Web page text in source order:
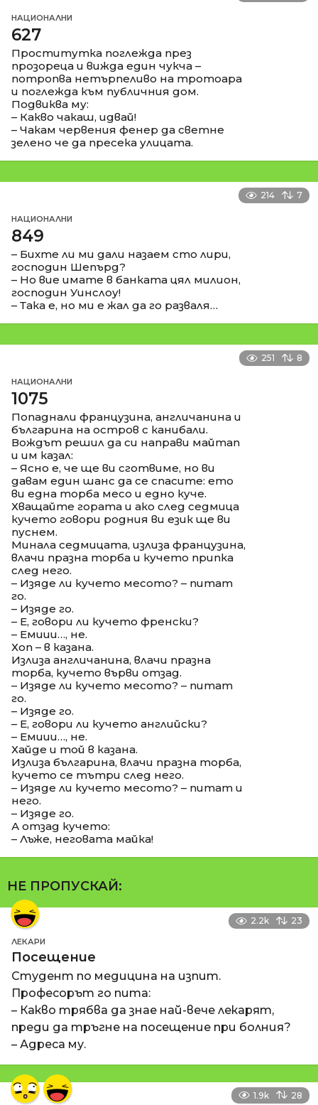
НАЦИОНАЛНИ
627
Проститутка поглежда през
прозореца и вижда един чукча –
потропва нетърпеливо на тротоара
и поглежда към публичния дом.
Подвиква му:
– Какво чакаш, идвай!
– Чакам червения фенер да светне
зелено че да пресека улицата.
214 7
НАЦИОНАЛНИ
849
– Бихте ли ми дали назаем сто лири,
господин Шепърд?
– Но вие имате в банката цял милион,
господин Уинслоу!
– Така е, но ми е жал да го разваля…
251 8
НАЦИОНАЛНИ
1075
Попаднали французина, англичанина и
българина на остров с канибали.
Вождът решил да си направи майтап
и им казал:
– Ясно е, че ще ви сготвиме, но ви
давам един шанс да се спасите: ето
ви една торба месо и едно куче.
Хващайте гората и ако след седмица
кучето говори родния ви език ще ви
пуснем.
Минала седмицата, излиза французина,
влачи празна торба и кучето припка
след него.
– Изяде ли кучето месото? – питат
го.
– Изяде го.
– Е, говори ли кучето френски?
– Емиии…, не.
Хоп – в казана.
Излиза англичанина, влачи празна
торба, кучето върви отзад.
– Изяде ли кучето месото? – питат
го.
– Изяде го.
– Е, говори ли кучето английски?
– Емиии…, не.
Хайде и той в казана.
Излиза българина, влачи празна торба,
кучето се тътри след него.
– Изяде ли кучето месото? – питат и
него.
– Изяде го.
А отзад кучето:
– Лъже, неговата майка!
НЕ ПРОПУСКАЙ:
2.2k 23
ЛЕКАРИ
Посещение
Студент по медицина на изпит.
Професорът го пита:
– Какво трябва да знае най-вече лекарят,
преди да тръгне на посещение при болния?
– Адреса му.
1.9k 28